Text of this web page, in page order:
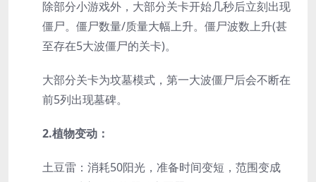
除部分小游戏外，大部分关卡开始几秒后立刻出现
僵尸。僵尸数量/质量大幅上升。僵尸波数上升(甚
至存在5大波僵尸的关卡)。
大部分关卡为坟墓模式，第一大波僵尸后会不断在
前5列出现墓碑。
2.植物变动：
土豆雷：消耗50阳光，准备时间变短，范围变成